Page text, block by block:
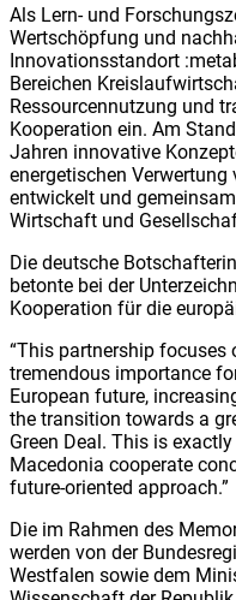
Als Lern- und
Wertschöpfung und
Innovationsstandort
Bereichen
Ressourcennutzung und
Kooperation ein. Am
Jahren innovative
energetischen
entwickelt und
Wirtschaft und
Die deutsche
betonte bei der
Kooperation für die
“This partnership
tremendous importance
European future,
the transition towards a
Green Deal. This is
Macedonia cooperate
future-oriented approach.”
Die im Rahmen des
werden von der
Westfalen sowie dem